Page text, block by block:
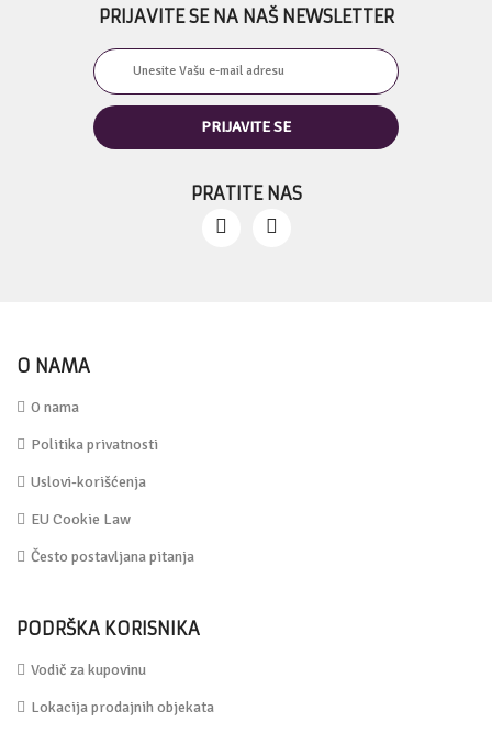
PRIJAVITE SE NA NAŠ NEWSLETTER
PRATITE NAS
O NAMA
O nama
Politika privatnosti
Uslovi-korišćenja
EU Cookie Law
Često postavljana pitanja
PODRŠKA KORISNIKA
Vodič za kupovinu
Lokacija prodajnih objekata